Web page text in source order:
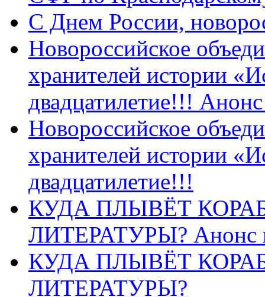
C Днем России,
Новороссийское
хранителей истории
двадцатилетие!!!
Новороссийское
хранителей истории
двадцатилетие!!!
КУДА ПЛЫВЁТ
ЛИТЕРАТУРЫ? Анонс
КУДА ПЛЫВЁТ
ЛИТЕРАТУРЫ?